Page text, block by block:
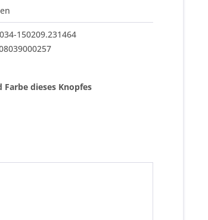
150209.231464
dieses Knopfes